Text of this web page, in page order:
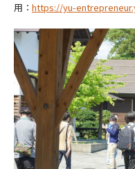
用： https://yu-